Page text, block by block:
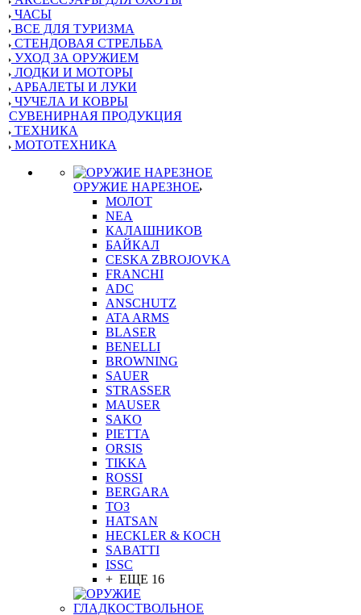
ЧАСЫ
ВСЕ ДЛЯ ТУРИЗМА
СТЕНДОВАЯ СТРЕЛЬБА
УХОД ЗА ОРУЖИЕМ
ЛОДКИ И МОТОРЫ
АРБАЛЕТЫ И ЛУКИ
ЧУЧЕЛА И КОВРЫ
СУВЕНИРНАЯ ПРОДУКЦИЯ
ТЕХНИКА
МОТОТЕХНИКА
ОРУЖИЕ НАРЕЗНОЕ
МОЛОТ
NEA
КАЛАШНИКОВ
БАЙКАЛ
CESKA ZBROJOVKA
FRANCHI
ADC
ANSCHUTZ
ATA ARMS
BLASER
BENELLI
BROWNING
SAUER
STRASSER
MAUSER
SAKO
PIETTA
ORSIS
TIKKA
ROSSI
BERGARA
ТОЗ
HATSAN
HECKLER & KOCH
SABATTI
ISSC
+ ЕЩЕ 16